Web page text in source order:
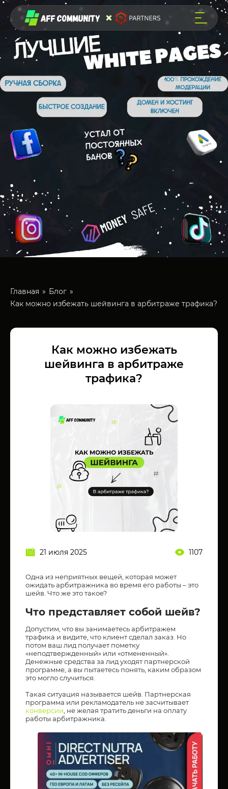
Главная
Блог
Как можно избежать шейвинга в арбитраже трафика?
Как можно избежать
шейвинга в арбитраже
трафика?
21 июля 2025 1107
Одна из неприятных вещей, которая может
ожидать арбитражника во время его работы – это
шейв. Что же это такое?
Что представляет собой шейв?
Допустим, что вы занимаетесь арбитражем
трафика и видите, что клиент сделал заказ. Но
потом ваш лид получает пометку
«неподтвержденный» или «отмененный».
Денежные средства за лид уходят партнерской
программе, а вы пытаетесь понять, каким образом
это могло случиться.
Такая ситуация называется шейв. Партнерская
программа или рекламодатель не засчитывает
конверсии , не желая тратить деньги на оплату
работы арбитражника.